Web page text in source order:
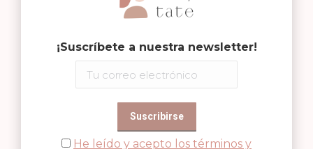
¡Suscríbete a nuestra newsletter!
He leído y acepto los términos y